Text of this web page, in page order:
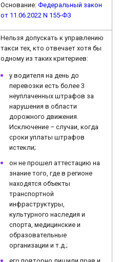
Основание:Федеральный закон
от 11.06.2022 N 155-ФЗ
Нельзя допускать к управлению
такси тех, кто отвечает хотя бы
одному из таких критериев:
у водителя на день до
перевозки есть более 3
неуплаченных штрафов за
нарушения в области
дорожного движения.
Исключение – случаи, когда
сроки уплаты штрафов
истекли;
он не прошел аттестацию на
знание того, где в регионе
находятся объекты
транспортной
инфраструктуры,
культурного наследия и
спорта, медицинские и
образовательные
организации и т.д.;